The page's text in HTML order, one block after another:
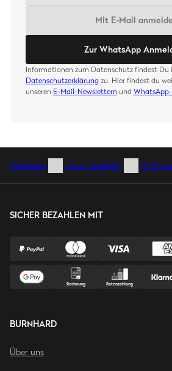
Mit E-Mail
Zur WhatsApp
Informationen zum Datenschutz findest Du
Datenschutzerklärung zu. Hier findest du
unseren E-Mail-Newslettern und
Startseite Unser Zubehör
SICHER BEZAHLEN MIT
BURNHARD
Über uns